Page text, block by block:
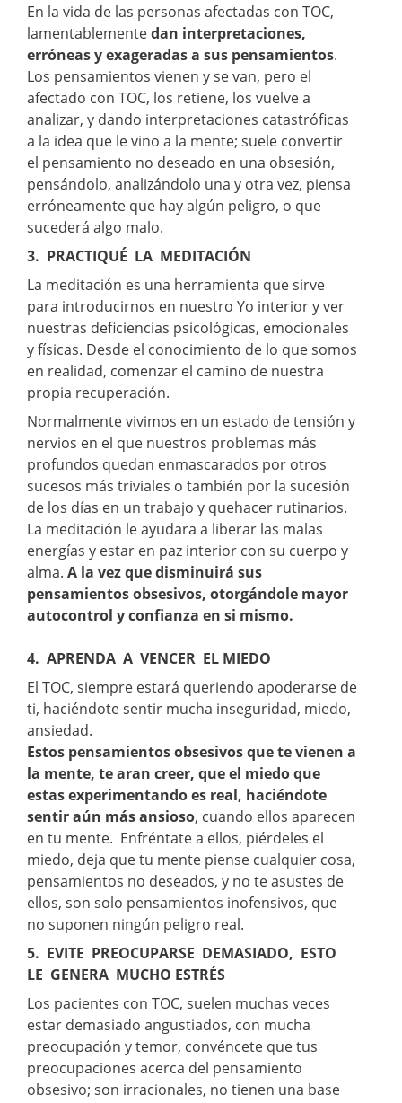
En la vida de las personas afectadas con TOC,
lamentablementedan interpretaciones,
erróneas y exageradas a sus pensamientos.
Los pensamientos vienen y se van, pero el
afectado con TOC, los retiene, los vuelve a
analizar, y dando interpretaciones catastróficas
a la idea que le vino a la mente; suele convertir
el pensamiento no deseado en una obsesión,
pensándolo, analizándolo una y otra vez, piensa
erróneamente que hay algún peligro, o que
sucederá algo malo.
3. PRACTIQUÉ LA MEDITACIÓN
La meditación es una herramienta que sirve
para introducirnos en nuestro Yo interior y ver
nuestras deficiencias psicológicas, emocionales
y físicas. Desde el conocimiento de lo que somos
en realidad, comenzar el camino de nuestra
propia recuperación.
Normalmente vivimos en un estado de tensión y
nervios en el que nuestros problemas más
profundos quedan enmascarados por otros
sucesos más triviales o también por la sucesión
de los días en un trabajo y quehacer rutinarios.
La meditación le ayudara a liberar las malas
energías y estar en paz interior con su cuerpo y
alma. A la vez que disminuirá sus
pensamientos obsesivos, otorgándole mayor
autocontrol y confianza en si mismo.
4. APRENDA A VENCER EL MIEDO
El TOC, siempre estará queriendo apoderarse de
ti, haciéndote sentir mucha inseguridad, miedo,
ansiedad.
Estos pensamientos obsesivos que te vienen a
la mente, te aran creer, que el miedo que
estas experimentando es real, haciéndote
sentir aún más ansioso, cuando ellos aparecen
en tu mente. Enfréntate a ellos, piérdeles el
miedo, deja que tu mente piense cualquier cosa,
pensamientos no deseados, y no te asustes de
ellos, son solo pensamientos inofensivos, que
no suponen ningún peligro real.
5. EVITE PREOCUPARSE DEMASIADO, ESTO
LE GENERA MUCHO ESTRÉS
Los pacientes con TOC, suelen muchas veces
estar demasiado angustiados, con mucha
preocupación y temor, convéncete que tus
preocupaciones acerca del pensamiento
obsesivo; son irracionales, no tienen una base